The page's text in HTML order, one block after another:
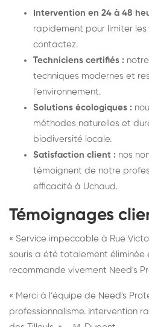
Intervention en 24 à 48
rapidement pour limiter
contactez.
Techniciens certifiés :
techniques modernes et
l’environnement.
Solutions écologiques :
méthodes naturelles et
biodiversité locale.
Satisfaction client : nos
témoignent de notre
efficacité à Uchaud.
Témoignages
« Service impeccable à Rue
souris a été totalement éliminée
recommande vivement Need's
« Merci à l’équipe de Need's
professionnalisme. Intervention